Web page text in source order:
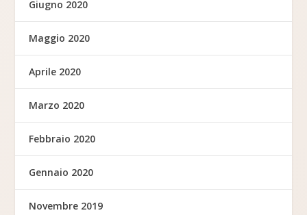
Giugno 2020
Maggio 2020
Aprile 2020
Marzo 2020
Febbraio 2020
Gennaio 2020
Novembre 2019